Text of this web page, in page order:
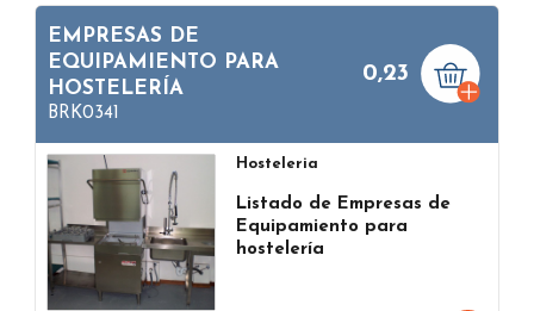
EMPRESAS DE
EQUIPAMIENTO PARA
HOSTELERÍA
BRK0341
0,23
Hosteleria
Listado de Empresas de
Equipamiento para
hostelería